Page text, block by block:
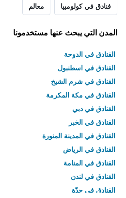
فنادق في كولومبيا معالم
المدن التي يبحث عنها مستخدمونا
الفنادق في الدوحة
الفنادق في اسطنبول
الفنادق في شرم الشيخ
الفنادق في مكة المكرمة
الفنادق في دبي
الفنادق في الخبر
الفنادق في المدينة المنورة
الفنادق في الرياض
الفنادق في المنامة
الفنادق في لندن
الفنادق في جدّة